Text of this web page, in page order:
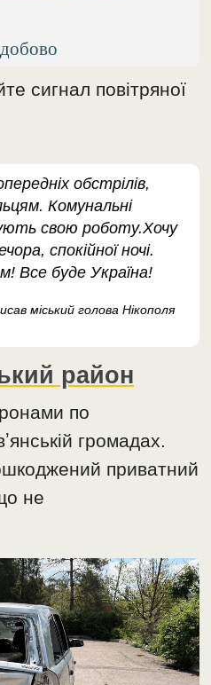
сигнал повітряної
обстрілів,
Комунальні
свою роботу.Хочу
спокійної ночі.
Все буде Україна!
міський голова Нікополя
район
по
громадах.
приватний
не